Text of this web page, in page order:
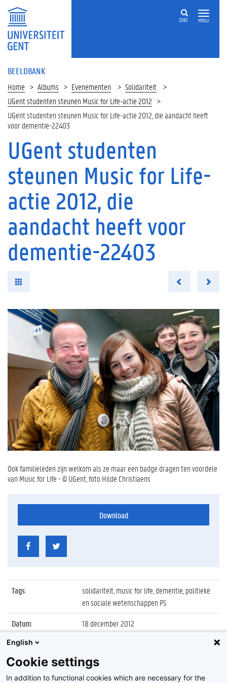
MENU
ZOEK
BEELDBANK
Home Albums Evenementen
Solidariteit
UGent studenten steunen Music for Life-actie 2012
UGent studenten steunen Music for Life-actie 2012, die aandacht heeft
voor dementie-22403
UGent studenten
steunen Music for Life-
actie 2012, die
aandacht heeft voor
dementie-22403
Ook familieleden zijn welkom als ze maar een badge dragen ten voordele
van Music for Life - © UGent, foto Hilde Christiaens
Download
Tags:
solidariteit, music for life, dementie, politieke
en sociale wetenschappen PS
Datum:
18 december 2012
Identificatienummer
Album:
UGent studenten steunen Music for Life-actie
2012
English
Cookie settings
In addition to functional cookies which are necessary for the